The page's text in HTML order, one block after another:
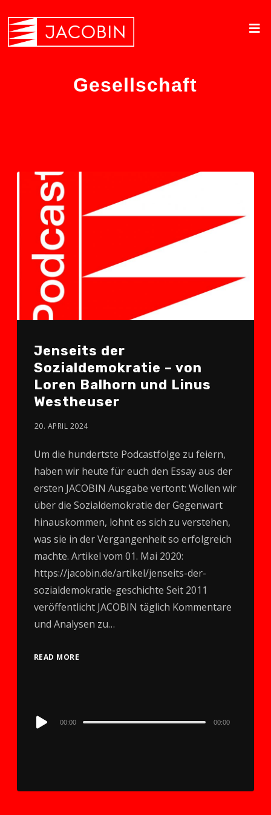
Gesellschaft
Jenseits der
Sozialdemokratie – von
Loren Balhorn und Linus
Westheuser
20. APRIL 2024
Um die hundertste Podcastfolge zu feiern,
haben wir heute für euch den Essay aus der
ersten JACOBIN Ausgabe vertont: Wollen wir
über die Sozialdemokratie der Gegenwart
hinauskommen, lohnt es sich zu verstehen,
was sie in der Vergangenheit so erfolgreich
machte. Artikel vom 01. Mai 2020:
https://jacobin.de/artikel/jenseits-der-
sozialdemokratie-geschichte Seit 2011
veröffentlicht JACOBIN täglich Kommentare
und Analysen zu…
READ MORE
Audio
00:00 00:00